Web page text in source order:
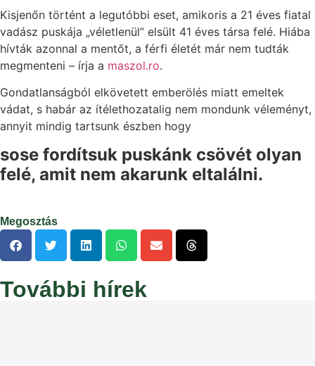
Kisjenőn történt a legutóbbi eset, amikoris a 21 éves fiatal
vadász puskája „véletlenül” elsült 41 éves társa felé. Hiába
hívták azonnal a mentőt, a férfi életét már nem tudták
megmenteni – írja a maszol.ro.
Gondatlanságból elkövetett emberölés miatt emeltek
vádat, s habár az ítélethozatalig nem mondunk véleményt,
annyit mindig tartsunk észben hogy
sose fordítsuk puskánk csövét olyan
felé, amit nem akarunk eltalálni.
Megosztás
További hírek